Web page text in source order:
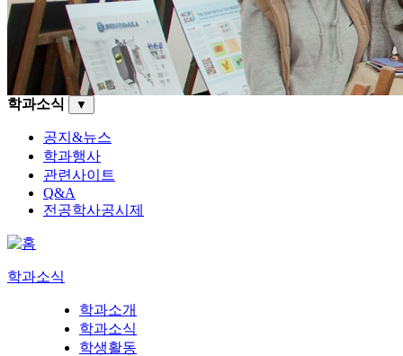
학과소식 ▼
공지&뉴스
학과행사
관련사이트
Q&A
전공학사공시제
학과소식
학과소개
학과소식
학생활동